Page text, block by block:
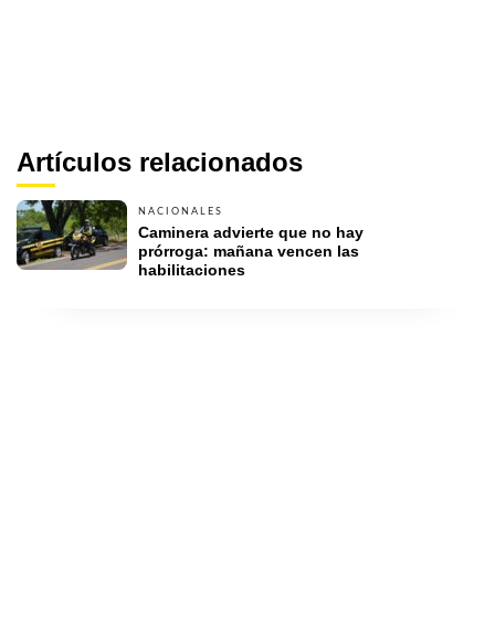
Artículos relacionados
NACIONALES
Caminera advierte que no hay
prórroga: mañana vencen las
habilitaciones